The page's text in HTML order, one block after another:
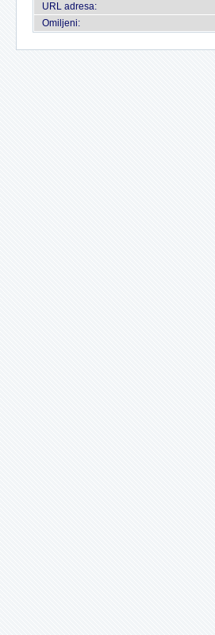
URL adresa:
Omiljeni: